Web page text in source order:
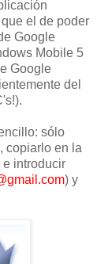
el de poder
Google
Mobile 5
Google
del
sólo
, copiarlo en la
introducir
) y